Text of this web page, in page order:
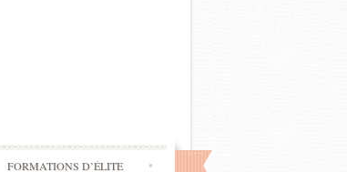
FORMATIONS D’ÉLITE